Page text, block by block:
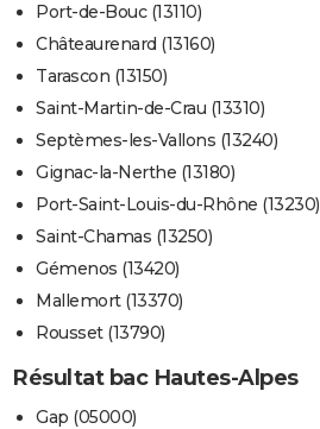
Port-de-Bouc (13110)
Châteaurenard (13160)
Tarascon (13150)
Saint-Martin-de-Crau (13310)
Septèmes-les-Vallons (13240)
Gignac-la-Nerthe (13180)
Port-Saint-Louis-du-Rhône (13230)
Saint-Chamas (13250)
Gémenos (13420)
Mallemort (13370)
Rousset (13790)
Résultat bac Hautes-Alpes
Gap (05000)